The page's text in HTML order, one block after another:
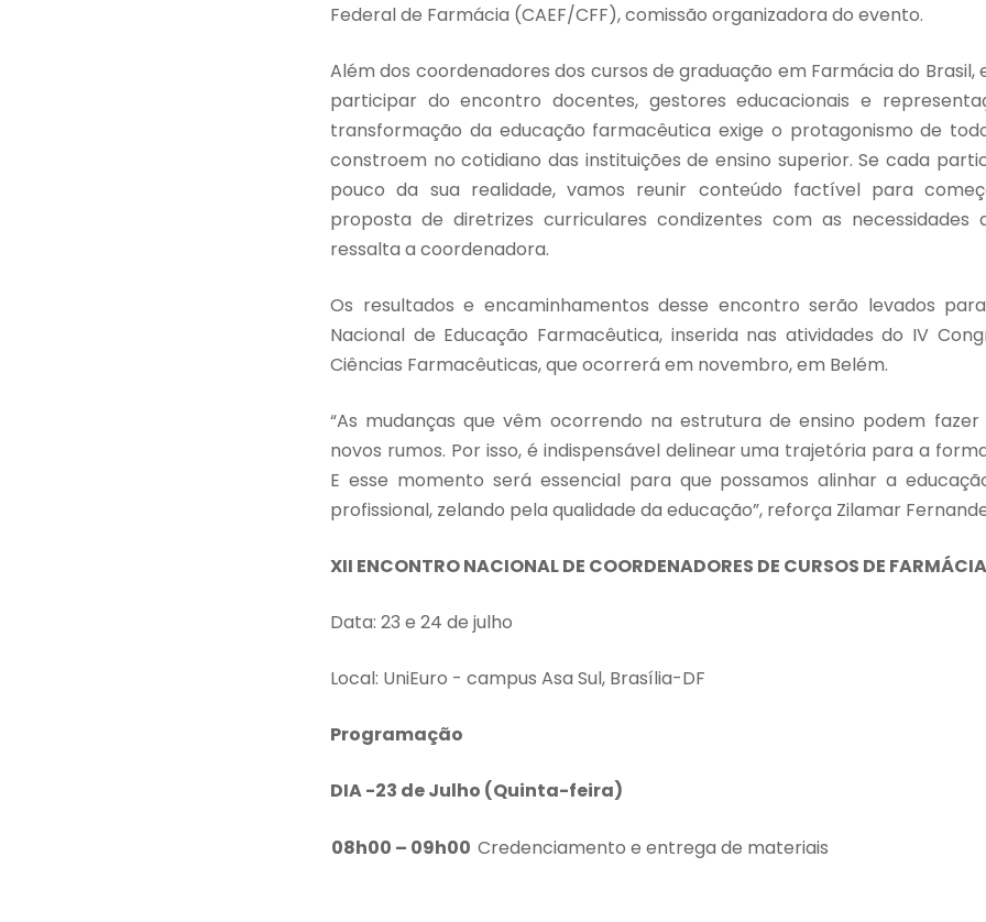
Federal de Farmácia (CAEF/CFF), comissão organizadora do evento.
Além dos coordenadores dos cursos de graduação em Farmácia do Brasil,
participar do encontro docentes, gestores educacionais e
transformação da educação farmacêutica exige o protagonismo de
constroem no cotidiano das instituições de ensino superior. Se cada
pouco da sua realidade, vamos reunir conteúdo factível para
proposta de diretrizes curriculares condizentes com as necessidades
ressalta a coordenadora.
Os resultados e encaminhamentos desse encontro serão levados
Nacional de Educação Farmacêutica, inserida nas atividades do IV
Ciências Farmacêuticas, que ocorrerá em novembro, em Belém.
“As mudanças que vêm ocorrendo na estrutura de ensino podem
novos rumos. Por isso, é indispensável delinear uma trajetória para a
E esse momento será essencial para que possamos alinhar a
profissional, zelando pela qualidade da educação”, reforça Zilamar
XII ENCONTRO NACIONAL DE COORDENADORES DE CURSOS DE FARMÁCIA
Data: 23 e 24 de julho
Local: UniEuro - campus Asa Sul, Brasília-DF
Programação
DIA -23 de Julho (Quinta-feira)
08h00 – 09h00 Credenciamento e entrega de materiais